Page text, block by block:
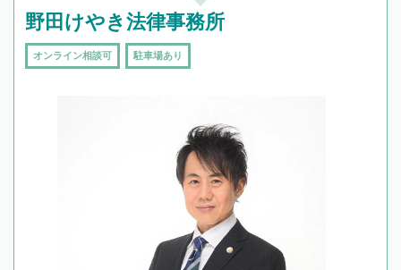
野田けやき法律事務所
オンライン相談可 駐車場あり